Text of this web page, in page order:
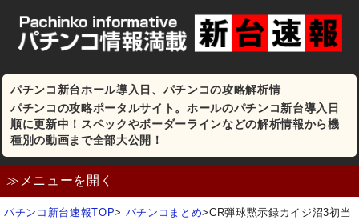
パチンコ新台ホール導入日、パチンコの攻略解析情
パチンコの攻略ポータルサイト。ホールのパチンコ新台導入日
順に更新中！スペックやボーダーラインなどの解析情報から機
種別の動画まで全部大公開！
≫メニューを開く
パチンコ新台速報TOP> パチンコまとめ>CR弾球黙示録カイジ沼3初当